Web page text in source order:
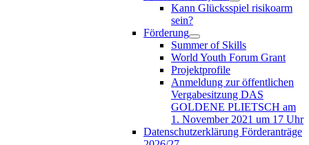
Kann Glücksspiel risikoarm
sein?
Förderung
Summer of Skills
World Youth Forum Grant
Projektprofile
Anmeldung zur öffentlichen
Vergabesitzung DAS
GOLDENE PLIETSCH am
1. November 2021 um 17 Uhr
Datenschutzerklärung Förderanträge